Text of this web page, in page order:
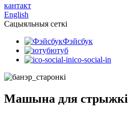
кантакт
English
Сацыяльныя сеткі
Фэйсбук
ютуб
ico-social-in
Машына для стрыжкі